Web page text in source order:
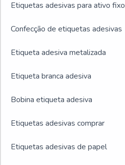
Etiquetas adesivas para ativo fixo
Confecção de etiquetas adesivas
Etiqueta adesiva metalizada
Etiqueta branca adesiva
Bobina etiqueta adesiva
Etiquetas adesivas comprar
Etiquetas adesivas de papel